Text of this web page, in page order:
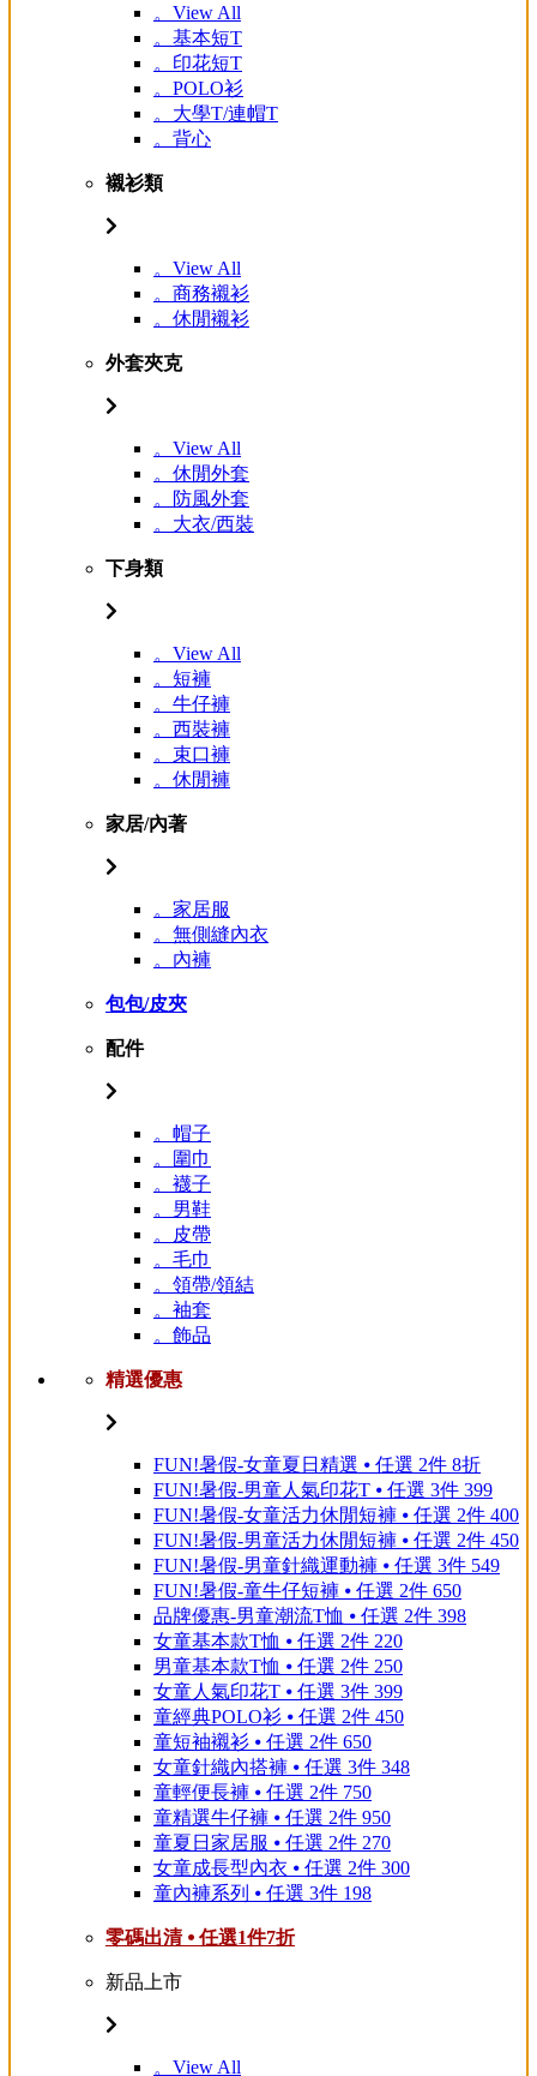
。View All
。基本短T
。印花短T
。POLO衫
。大學T/連帽T
。背心
襯衫類
。View All
。商務襯衫
。休閒襯衫
外套夾克
。View All
。休閒外套
。防風外套
。大衣/西裝
下身類
。View All
。短褲
。牛仔褲
。西裝褲
。束口褲
。休閒褲
家居/內著
。家居服
。無側縫內衣
。內褲
包包/皮夾
配件
。帽子
。圍巾
。襪子
。男鞋
。皮帶
。毛巾
。領帶/領結
。袖套
。飾品
精選優惠
FUN!暑假-女童夏日精選 ⦁ 任選 2件 8折
FUN!暑假-男童人氣印花T ⦁ 任選 3件 399
FUN!暑假-女童活力休閒短褲 ⦁ 任選 2件 400
FUN!暑假-男童活力休閒短褲 ⦁ 任選 2件 450
FUN!暑假-男童針織運動褲 ⦁ 任選 3件 549
FUN!暑假-童牛仔短褲 ⦁ 任選 2件 650
品牌優惠-男童潮流T恤 ⦁ 任選 2件 398
女童基本款T恤 ⦁ 任選 2件 220
男童基本款T恤 ⦁ 任選 2件 250
女童人氣印花T ⦁ 任選 3件 399
童經典POLO衫 ⦁ 任選 2件 450
童短袖襯衫 ⦁ 任選 2件 650
女童針織內搭褲 ⦁ 任選 3件 348
童輕便長褲 ⦁ 任選 2件 750
童精選牛仔褲 ⦁ 任選 2件 950
童夏日家居服 ⦁ 任選 2件 270
女童成長型內衣 ⦁ 任選 2件 300
童內褲系列 ⦁ 任選 3件 198
零碼出清 ⦁ 任選1件7折
新品上市
。View All